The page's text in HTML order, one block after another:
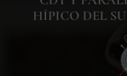
HÍPICO DEL